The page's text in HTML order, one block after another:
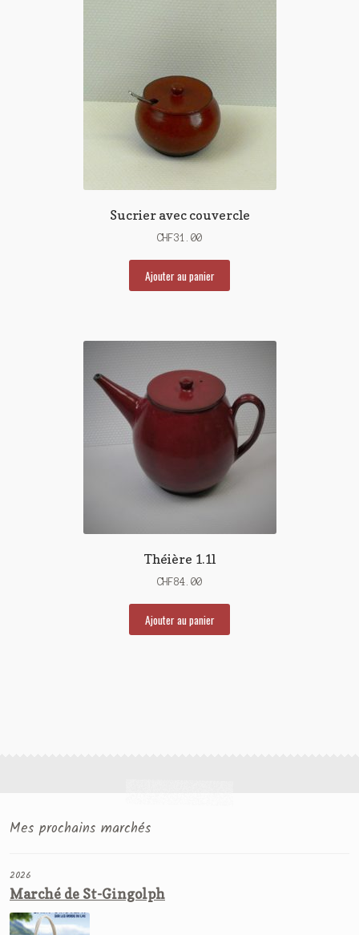
Sucrier avec couvercle
CHF31.00
Ajouter au panier
Théière 1.1l
CHF84.00
Ajouter au panier
Mes prochains marchés
2026
Marché de St-Gingolph